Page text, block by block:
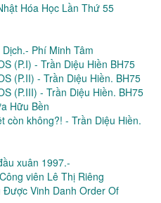
Hóa Học Lần Thứ 55
Phí Minh Tâm
(P.I) - Trần Diệu Hiền BH75
(P.II) - Trần Diệu Hiền. BH75
(P.III) - Trần Diệu Hiền. BH75
Hữu Bền
còn không?! - Trần Diệu Hiền.
xuân 1997.-
viên Lê Thị Riêng
Vinh Danh Order Of